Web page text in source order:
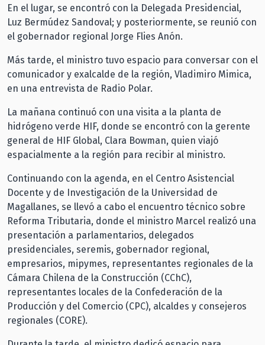
En el lugar, se encontró con la Delegada Presidencial,
Luz Bermúdez Sandoval; y posteriormente, se reunió con
el gobernador regional Jorge Flies Anón.
Más tarde, el ministro tuvo espacio para conversar con el
comunicador y exalcalde de la región, Vladimiro Mimica,
en una entrevista de Radio Polar.
La mañana continuó con una visita a la planta de
hidrógeno verde HIF, donde se encontró con la gerente
general de HIF Global, Clara Bowman, quien viajó
espacialmente a la región para recibir al ministro.
Continuando con la agenda, en el Centro Asistencial
Docente y de Investigación de la Universidad de
Magallanes, se llevó a cabo el encuentro técnico sobre
Reforma Tributaria, donde el ministro Marcel realizó una
presentación a parlamentarios, delegados
presidenciales, seremis, gobernador regional,
empresarios, mipymes, representantes regionales de la
Cámara Chilena de la Construcción (CChC),
representantes locales de la Confederación de la
Producción y del Comercio (CPC), alcaldes y consejeros
regionales (CORE).